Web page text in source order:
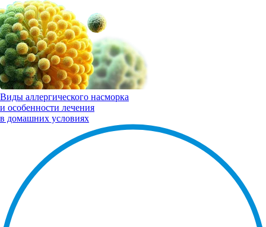
Виды аллергического насморка
и особенности лечения
в домашних условиях